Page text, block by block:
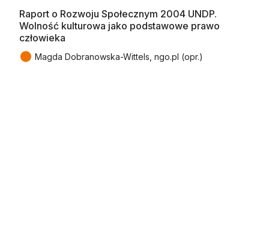
Raport o Rozwoju Społecznym 2004 UNDP.
Wolność kulturowa jako podstawowe prawo
człowieka
● Magda Dobranowska-Wittels, ngo.pl (opr.)